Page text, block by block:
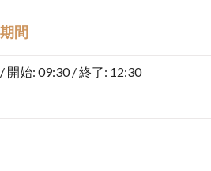
間
開始: 09:30 / 終了: 12:30